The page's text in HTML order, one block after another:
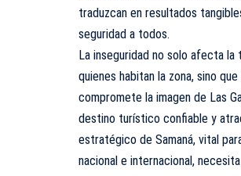
traduzcan en resultados
seguridad a todos.
La inseguridad no solo afecta la
quienes habitan la zona, sino
compromete la imagen de Las
destino turístico confiable y
estratégico de Samaná, vital
nacional e internacional,